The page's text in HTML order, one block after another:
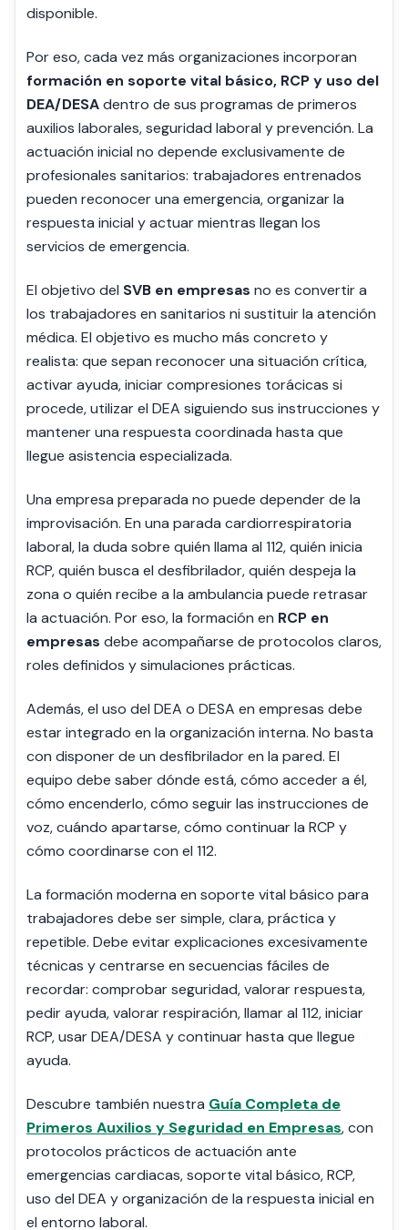
disponible.
Por eso, cada vez más organizaciones incorporan
formación en soporte vital básico, RCP y uso del
DEA/DESAdentro de sus programas de primeros
auxilios laborales, seguridad laboral y prevención. La
actuación inicial no depende exclusivamente de
profesionales sanitarios: trabajadores entrenados
pueden reconocer una emergencia, organizar la
respuesta inicial y actuar mientras llegan los
servicios de emergencia.
El objetivo del SVB en empresas no es convertir a
los trabajadores en sanitarios ni sustituir la atención
médica. El objetivo es mucho más concreto y
realista: que sepan reconocer una situación crítica,
activar ayuda, iniciar compresiones torácicas si
procede, utilizar el DEA siguiendo sus instrucciones y
mantener una respuesta coordinada hasta que
llegue asistencia especializada.
Una empresa preparada no puede depender de la
improvisación. En una parada cardiorrespiratoria
laboral, la duda sobre quién llama al 112, quién inicia
RCP, quién busca el desfibrilador, quién despeja la
zona o quién recibe a la ambulancia puede retrasar
la actuación. Por eso, la formación en RCP en
empresas debe acompañarse de protocolos claros,
roles definidos y simulaciones prácticas.
Además, el uso del DEA o DESA en empresas debe
estar integrado en la organización interna. No basta
con disponer de un desfibrilador en la pared. El
equipo debe saber dónde está, cómo acceder a él,
cómo encenderlo, cómo seguir las instrucciones de
voz, cuándo apartarse, cómo continuar la RCP y
cómo coordinarse con el 112.
La formación moderna en soporte vital básico para
trabajadores debe ser simple, clara, práctica y
repetible. Debe evitar explicaciones excesivamente
técnicas y centrarse en secuencias fáciles de
recordar: comprobar seguridad, valorar respuesta,
pedir ayuda, valorar respiración, llamar al 112, iniciar
RCP, usar DEA/DESA y continuar hasta que llegue
ayuda.
Descubre también nuestra Guía Completa de
Primeros Auxilios y Seguridad en Empresas, con
protocolos prácticos de actuación ante
emergencias cardiacas, soporte vital básico, RCP,
uso del DEA y organización de la respuesta inicial en
el entorno laboral.